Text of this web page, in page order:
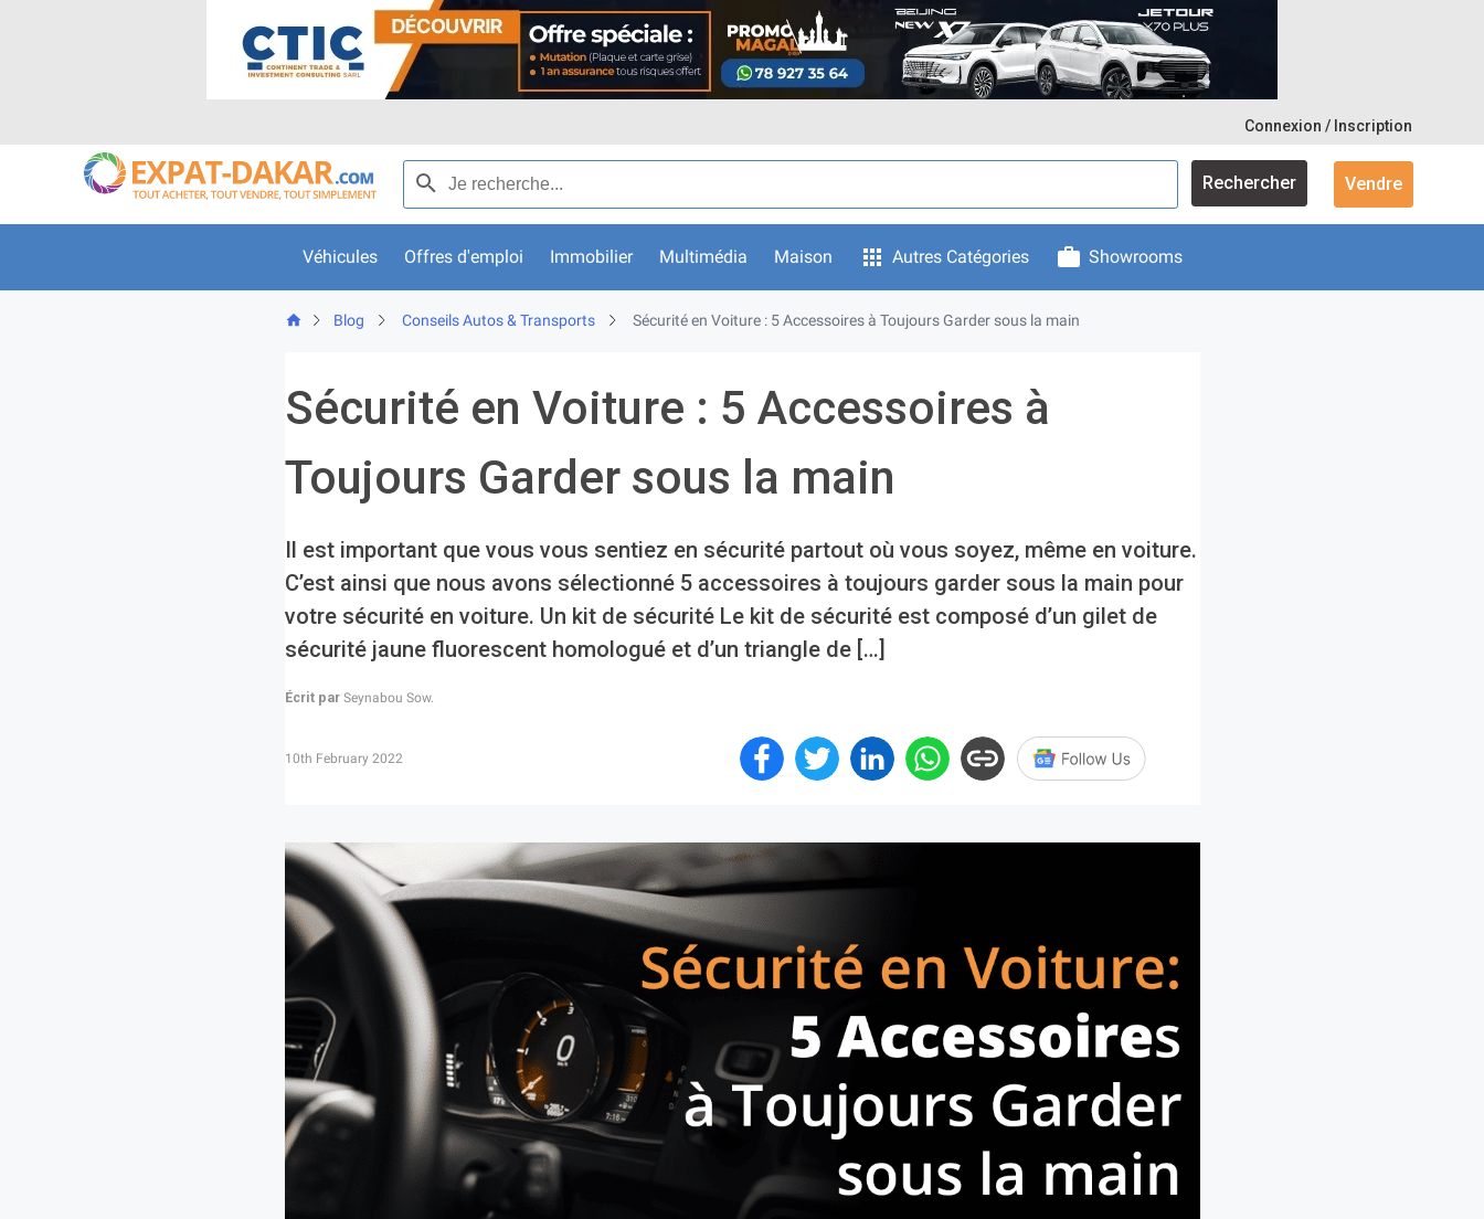
Connexion / Inscription
Recherche par texte
Rechercher Vendre
Véhicules Offres d'emploi Immobilier Multimédia Maison Autres Catégories Showrooms
Blog Conseils Autos & Transports Sécurité en Voiture : 5 Accessoires à Toujours Garder sous la main
Sécurité en Voiture : 5 Accessoires à
Toujours Garder sous la main
Il est important que vous vous sentiez en sécurité partout où vous soyez, même en voiture.
C’est ainsi que nous avons sélectionné 5 accessoires à toujours garder sous la main pour
votre sécurité en voiture. Un kit de sécurité Le kit de sécurité est composé d’un gilet de
sécurité jaune fluorescent homologué et d’un triangle de […]
Écrit parSeynabou Sow.
10th February 2022